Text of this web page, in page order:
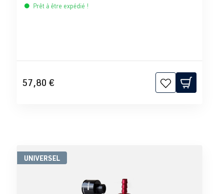
Prêt à être expédié !
57,80 €
UNIVERSEL